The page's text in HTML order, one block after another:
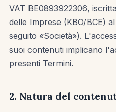
VAT BE0893922306,
delle Imprese (KBO/BCE)
seguito «Società»).
suoi contenuti implicano
presenti Termini.
2. Natura del